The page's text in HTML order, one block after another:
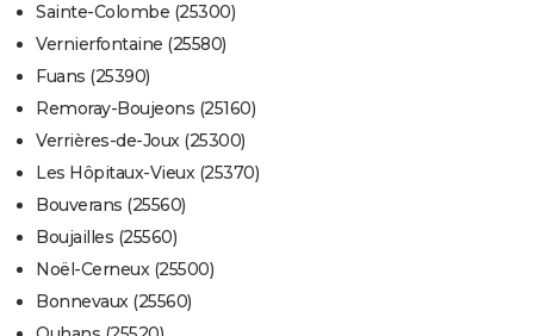
Sainte-Colombe (25300)
Vernierfontaine (25580)
Fuans (25390)
Remoray-Boujeons (25160)
Verrières-de-Joux (25300)
Les Hôpitaux-Vieux (25370)
Bouverans (25560)
Boujailles (25560)
Noël-Cerneux (25500)
Bonnevaux (25560)